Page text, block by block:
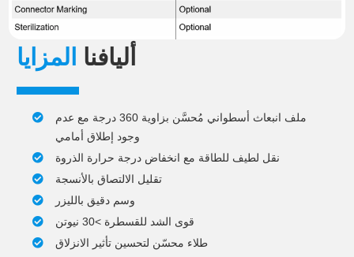
أليافنا المزايا
ملف انبعاث أسطواني مُحسَّن بزاوية 360 درجة مع عدم
وجود إطلاق أمامي
نقل لطيف للطاقة مع انخفاض درجة حرارة الذروة
تقليل الالتصاق بالأنسجة
وسم دقيق بالليزر
قوى الشد للقسطرة >30 نيوتن
طلاء محسّن لتحسين تأثير الانزلاق